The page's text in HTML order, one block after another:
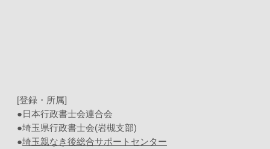
[登録・所属]
●日本行政書士会連合会
●埼玉県行政書士会(岩槻支部)
●埼玉親なき後総合サポートセンター